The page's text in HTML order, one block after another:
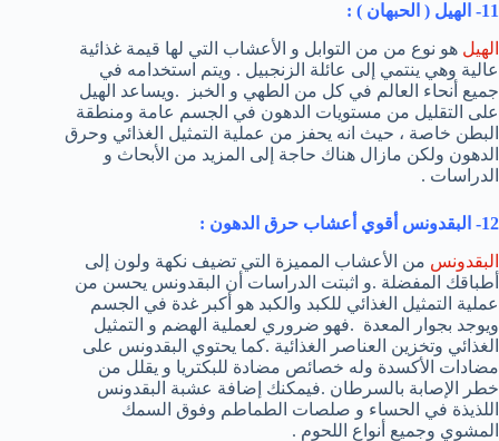
11- الهيل ( الحبهان ) :
الهيل هو نوع من من التوابل و الأعشاب التي لها قيمة غذائية
عالية وهي ينتمي إلى عائلة الزنجبيل . ويتم استخدامه في
جميع أنحاء العالم في كل من الطهي و الخبز .ويساعد الهيل
على التقليل من مستويات الدهون في الجسم عامة ومنطقة
البطن خاصة ، حيث انه يحفز من عملية التمثيل الغذائي وحرق
الدهون ولكن مازال هناك حاجة إلى المزيد من الأبحاث و
الدراسات .
12- البقدونس أقوي أعشاب حرق الدهون :
البقدونس من الأعشاب المميزة التي تضيف نكهة ولون إلى
أطباقك المفضلة .و اثبتت الدراسات أن البقدونس يحسن من
عملية التمثيل الغذائي للكبد والكبد هو أكبر غدة في الجسم
ويوجد بجوار المعدة .فهو ضروري لعملية الهضم و التمثيل
الغذائي وتخزين العناصر الغذائية .كما يحتوي البقدونس على
مضادات الأكسدة وله خصائص مضادة للبكتريا و يقلل من
خطر الإصابة بالسرطان .فيمكنك إضافة عشبة البقدونس
اللذيذة في الحساء و صلصات الطماطم وفوق السمك
المشوي وجميع أنواع اللحوم .